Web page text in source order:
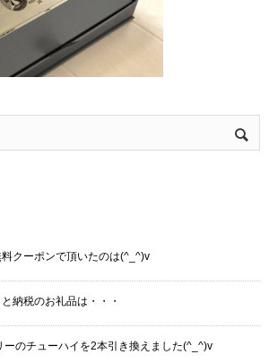
クーポンで頂いたのは(^_^)v
納税のお礼品は・・・
ーのチューハイを2本引き換えました(^_^)v